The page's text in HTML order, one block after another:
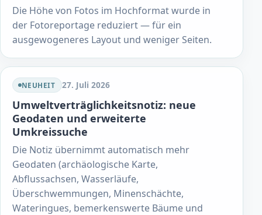
Die Höhe von Fotos im Hochformat wurde in
der Fotoreportage reduziert — für ein
ausgewogeneres Layout und weniger Seiten.
NEUHEIT 27. Juli 2026
Umweltverträglichkeitsnotiz: neue
Geodaten und erweiterte
Umkreissuche
Die Notiz übernimmt automatisch mehr
Geodaten (archäologische Karte,
Abflussachsen, Wasserläufe,
Überschwemmungen, Minenschächte,
Wateringues, bemerkenswerte Bäume und